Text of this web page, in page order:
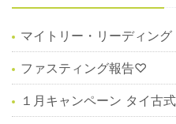
マイトリー・リーディング
ファスティング報告♡
１月キャンペーン タイ古